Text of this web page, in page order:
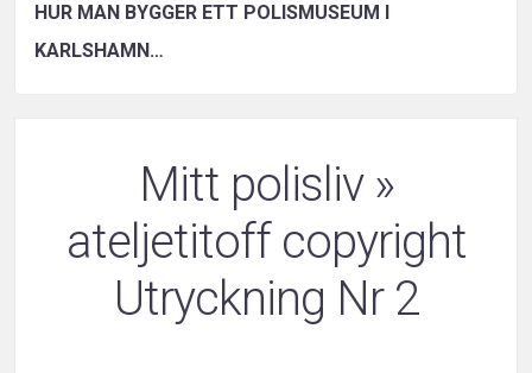
HUR MAN BYGGER ETT POLISMUSEUM I
KARLSHAMN…
Mitt polisliv»
ateljetitoff copyright
Utryckning Nr 2